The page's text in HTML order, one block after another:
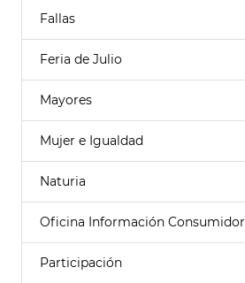
Fallas
Feria de Julio
Mayores
Mujer e Igualdad
Naturia
Oficina Información Consumidor
Participación